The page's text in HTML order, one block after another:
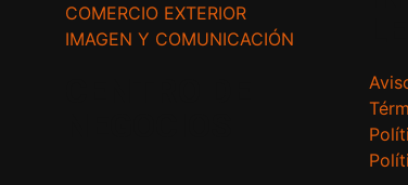
COMERCIO EXTERIOR
IMAGEN Y COMUNICACIÓN